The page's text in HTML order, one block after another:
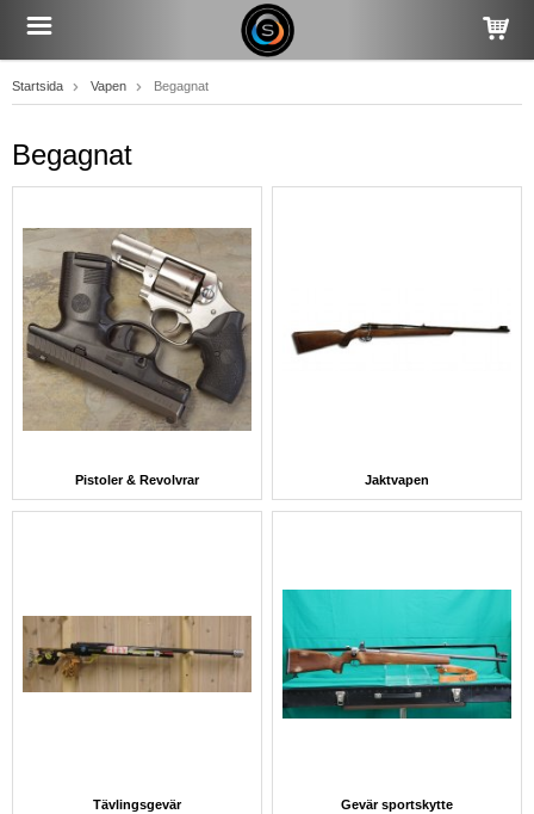
Startsida Vapen Begagnat
Begagnat
Pistoler & Revolvrar Jaktvapen
Tävlingsgevär Gevär sportskytte